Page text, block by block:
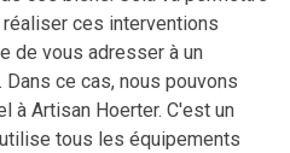
ces interventions
de vous adresser à un
ce cas, nous pouvons
à Artisan Hoerter. C'est un
tous les équipements